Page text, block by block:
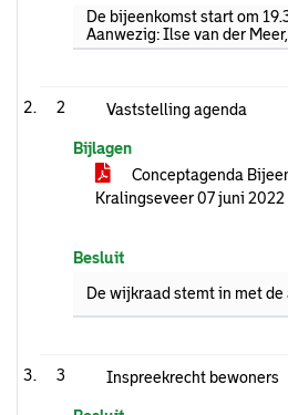
De bijeenkomst start om
Aanwezig: Ilse van der
2 Vaststelling agenda
Bijlagen
Conceptagenda
Kralingseveer 07 juni 2022
Besluit
De wijkraad stemt in met de
3 Inspreekrecht bewoners